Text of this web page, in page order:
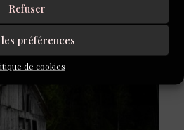
Refuser
préférences
de cookies
CONCOURS DE